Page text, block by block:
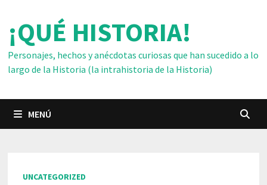
contenido
¡QUÉ HISTORIA!
Personajes, hechos y anécdotas curiosas que han sucedido a lo
largo de la Historia (la intrahistoria de la Historia)
MENÚ
UNCATEGORIZED